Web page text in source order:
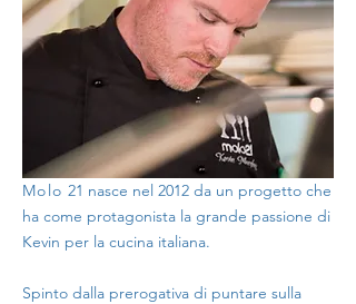
Molo21 nasce nel 2012 da un progetto che
ha come protagonista la grande passione di
Kevin per la cucina italiana.
Spinto dalla prerogativa di puntare sulla